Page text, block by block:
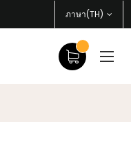
ภาษา(TH)